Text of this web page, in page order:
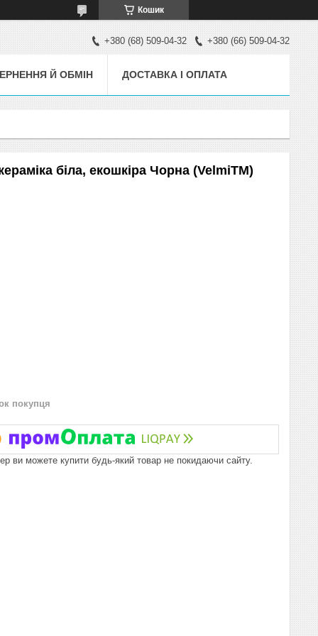
Кошик
+380 (68) 509-04-32 +380 (66) 509-04-32
Й ОБМІН ДОСТАВКА І ОПЛАТА
біла, екошкіра Чорна (VelmiTM)
покупця
ви можете купити будь-який товар не покидаючи сайту.